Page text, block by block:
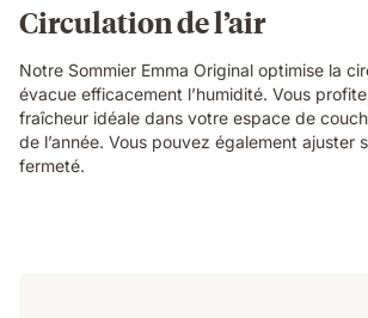
Circulation de l’air
Notre Sommier Emma Original optimise la
évacue efficacement l’humidité. Vous
fraîcheur idéale dans votre espace de
de l’année. Vous pouvez également ajuster
fermeté.